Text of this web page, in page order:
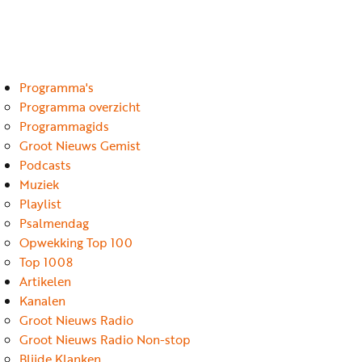
Programma's
Programma overzicht
Programmagids
Groot Nieuws Gemist
Podcasts
Muziek
Playlist
Psalmendag
Opwekking Top 100
Top 1008
Artikelen
Kanalen
Groot Nieuws Radio
Groot Nieuws Radio Non-stop
Podcasts
Muziek
Artikelen
Kanalen
Steun
onze
missie
Info